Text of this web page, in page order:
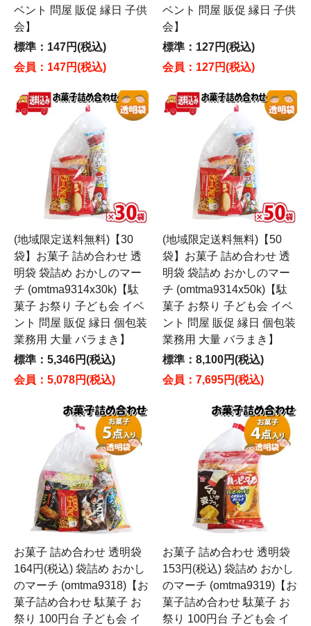
ベント 問屋 販促 縁日 子供
会】
標準：147円(税込)
会員：147円(税込)
ベント 問屋 販促 縁日 子供
会】
標準：127円(税込)
会員：127円(税込)
(地域限定送料無料)【30
袋】お菓子 詰め合わせ 透
明袋 袋詰め おかしのマー
チ (omtma9314x30k)【駄
菓子 お祭り 子ども会 イベ
ント 問屋 販促 縁日 個包装
業務用 大量 バラまき】
標準：5,346円(税込)
会員：5,078円(税込)
(地域限定送料無料)【50
袋】お菓子 詰め合わせ 透
明袋 袋詰め おかしのマー
チ (omtma9314x50k)【駄
菓子 お祭り 子ども会 イベ
ント 問屋 販促 縁日 個包装
業務用 大量 バラまき】
標準：8,100円(税込)
会員：7,695円(税込)
お菓子 詰め合わせ 透明袋
164円(税込) 袋詰め おかし
のマーチ (omtma9318)【お
菓子詰め合わせ 駄菓子 お
祭り 100円台 子ども会 イ
お菓子 詰め合わせ 透明袋
153円(税込) 袋詰め おかし
のマーチ (omtma9319)【お
菓子詰め合わせ 駄菓子 お
祭り 100円台 子ども会 イ